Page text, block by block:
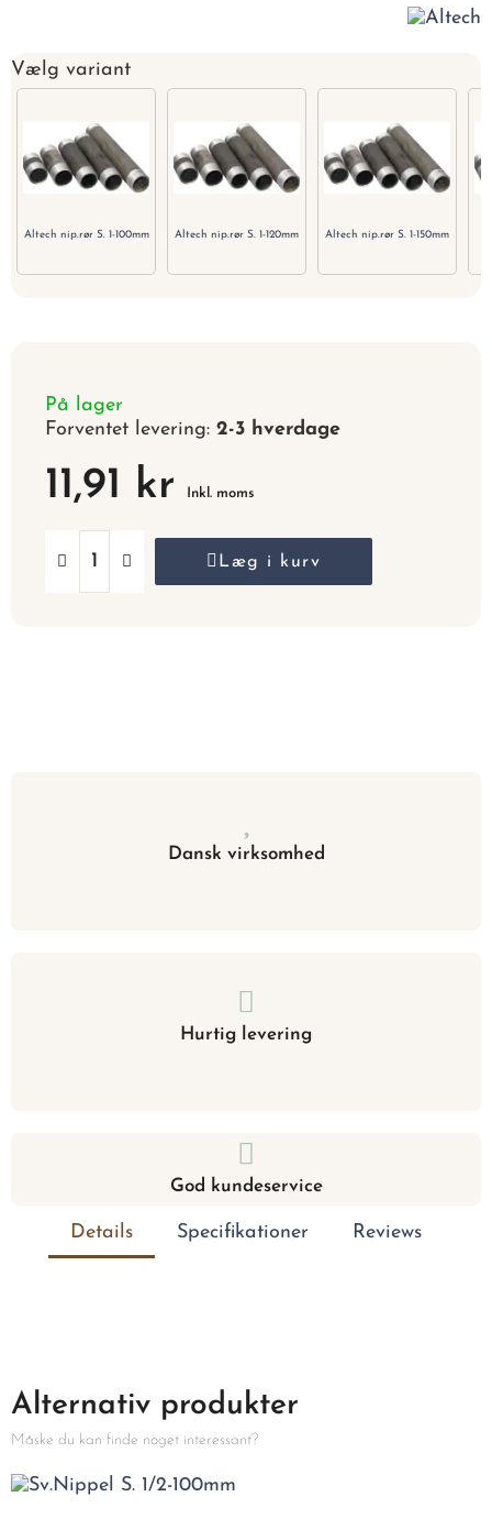
Vælg variant
Altech nip.rør S. 1-100mm Altech nip.rør S. 1-120mm Altech nip.rør S. 1-150mm
På lager
Forventet levering: 2-3 hverdage
11,91 kr Inkl. moms
Læg i kurv
Dansk virksomhed
Hurtig levering
God kundeservice
Details Specifikationer Reviews
Alternativ produkter
Måske du kan finde noget interessant?